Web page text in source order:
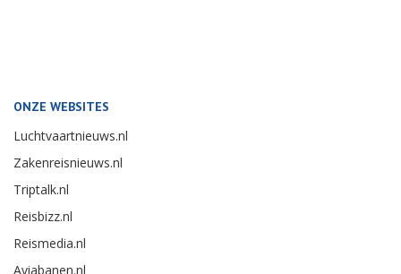
ONZE WEBSITES
Luchtvaartnieuws.nl
Zakenreisnieuws.nl
Triptalk.nl
Reisbizz.nl
Reismedia.nl
Aviabanen.nl